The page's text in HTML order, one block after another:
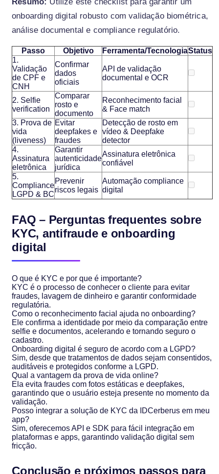
onboarding digital robusto com validação biométrica,
análise documental e compliance regulatório.
Passo Objetivo Ferramenta/TecnologiaStatus
1.
Validação
de CPF e
CNH
Confirmar
dados
oficiais
API de validação
documental e OCR
2. Selfie
verification
Comparar
rosto e
documento
Reconhecimento facial
& Face match
3. Prova de
vida
(liveness)
Evitar
deepfakes e
fraudes
Detecção de rosto em
vídeo & Deepfake
detector
4.
Assinatura
eletrônica
Garantir
autenticidade
jurídica
Assinatura eletrônica
confiável
5.
Compliance
LGPD & BC
Prevenir
riscos legais
Automação compliance
digital
FAQ – Perguntas frequentes sobre
KYC, antifraude e onboarding
digital
O que é KYC e por que é importante?
KYC é o processo de conhecer o cliente para evitar
fraudes, lavagem de dinheiro e garantir conformidade
regulatória.
Como o reconhecimento facial ajuda no onboarding?
Ele confirma a identidade por meio da comparação entre
selfie e documentos, acelerando e tornando seguro o
cadastro.
Onboarding digital é seguro de acordo com a LGPD?
Sim, desde que tratamentos de dados sejam consentidos,
auditáveis e protegidos conforme a LGPD.
Qual a vantagem da prova de vida online?
Ela evita fraudes com fotos estáticas e deepfakes,
garantindo que o usuário esteja presente no momento da
validação.
Posso integrar a solução de KYC da IDCerberus em meu
app?
Sim, oferecemos API e SDK para fácil integração em
plataformas e apps, garantindo validação digital sem
fricção.
Conclusão e próximos passos para